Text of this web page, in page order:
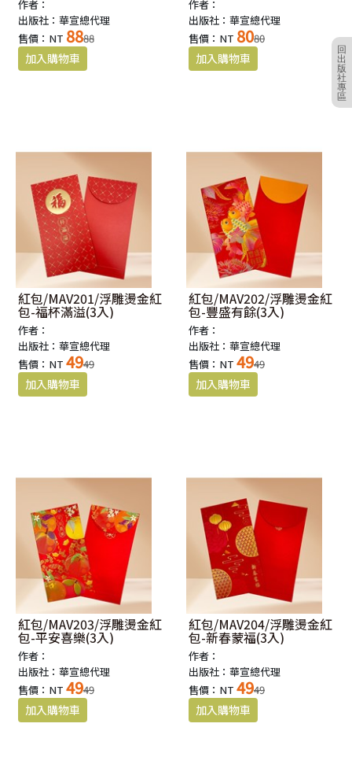
回
出
版
社
專
區
作者：
出版社：華宣總代理
售價：NT 8888
作者：
出版社：華宣總代理
售價：NT 8080
紅包/MAV201/浮雕燙金紅
包-福杯滿溢(3入)
作者：
出版社：華宣總代理
售價：NT 4949
紅包/MAV202/浮雕燙金紅
包-豐盛有餘(3入)
作者：
出版社：華宣總代理
售價：NT 4949
紅包/MAV203/浮雕燙金紅
包-平安喜樂(3入)
作者：
出版社：華宣總代理
售價：NT 4949
紅包/MAV204/浮雕燙金紅
包-新春蒙福(3入)
作者：
出版社：華宣總代理
售價：NT 4949